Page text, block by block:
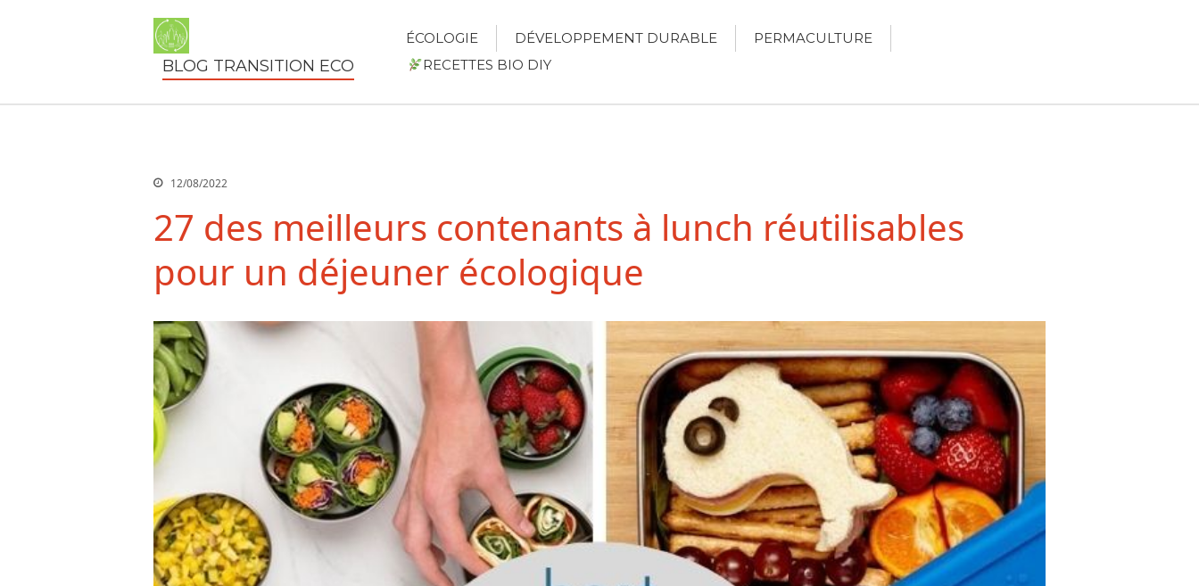
Recent Posts
6 éco-actions faciles à prendre
avec vos enfants
Réduire les déchets : votre
électeurs
Toits verts | Association
Permaculturelle
L’intelligence artificielle pour
prédire le succès des invasions
BLOG TRANSITION ECO
ÉCOLOGIE DÉVELOPPEMENT DURABLE
PERMACULTURE
RECETTES BIO DIY
12/08/2022
27 des meilleurs contenants à lunch réutilisables
pour un déjeuner écologique